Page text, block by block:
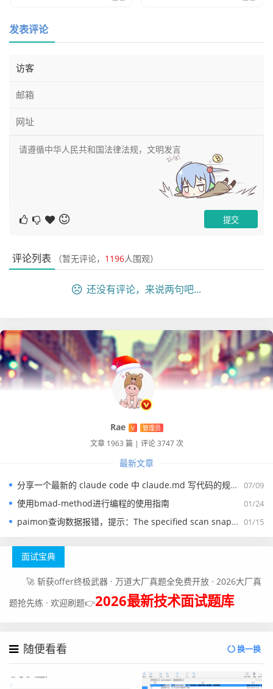
发表评论
评论列表 （暂无评论， 1196人围观）
还没有评论，来说两句吧...
Rae V 管理员
文章 1963 篇 | 评论 3747 次
最新文章
07/09
分享一个最新的 claude code 中 claude.md 写代码的规约文件
01/24
使用bmad-method进行编程的使用指南
01/15
paimon查询数据报错，提示：The specified scan snapshotId 15845 is out of available snapshotId range [17875, 178
面试宝典
🚀 斩获offer终极武器 · 万道大厂真题全免费开放 · 2026大厂真
题抢先练 · 欢迎刷题👉2026最新技术面试题库
随便看看 换一换